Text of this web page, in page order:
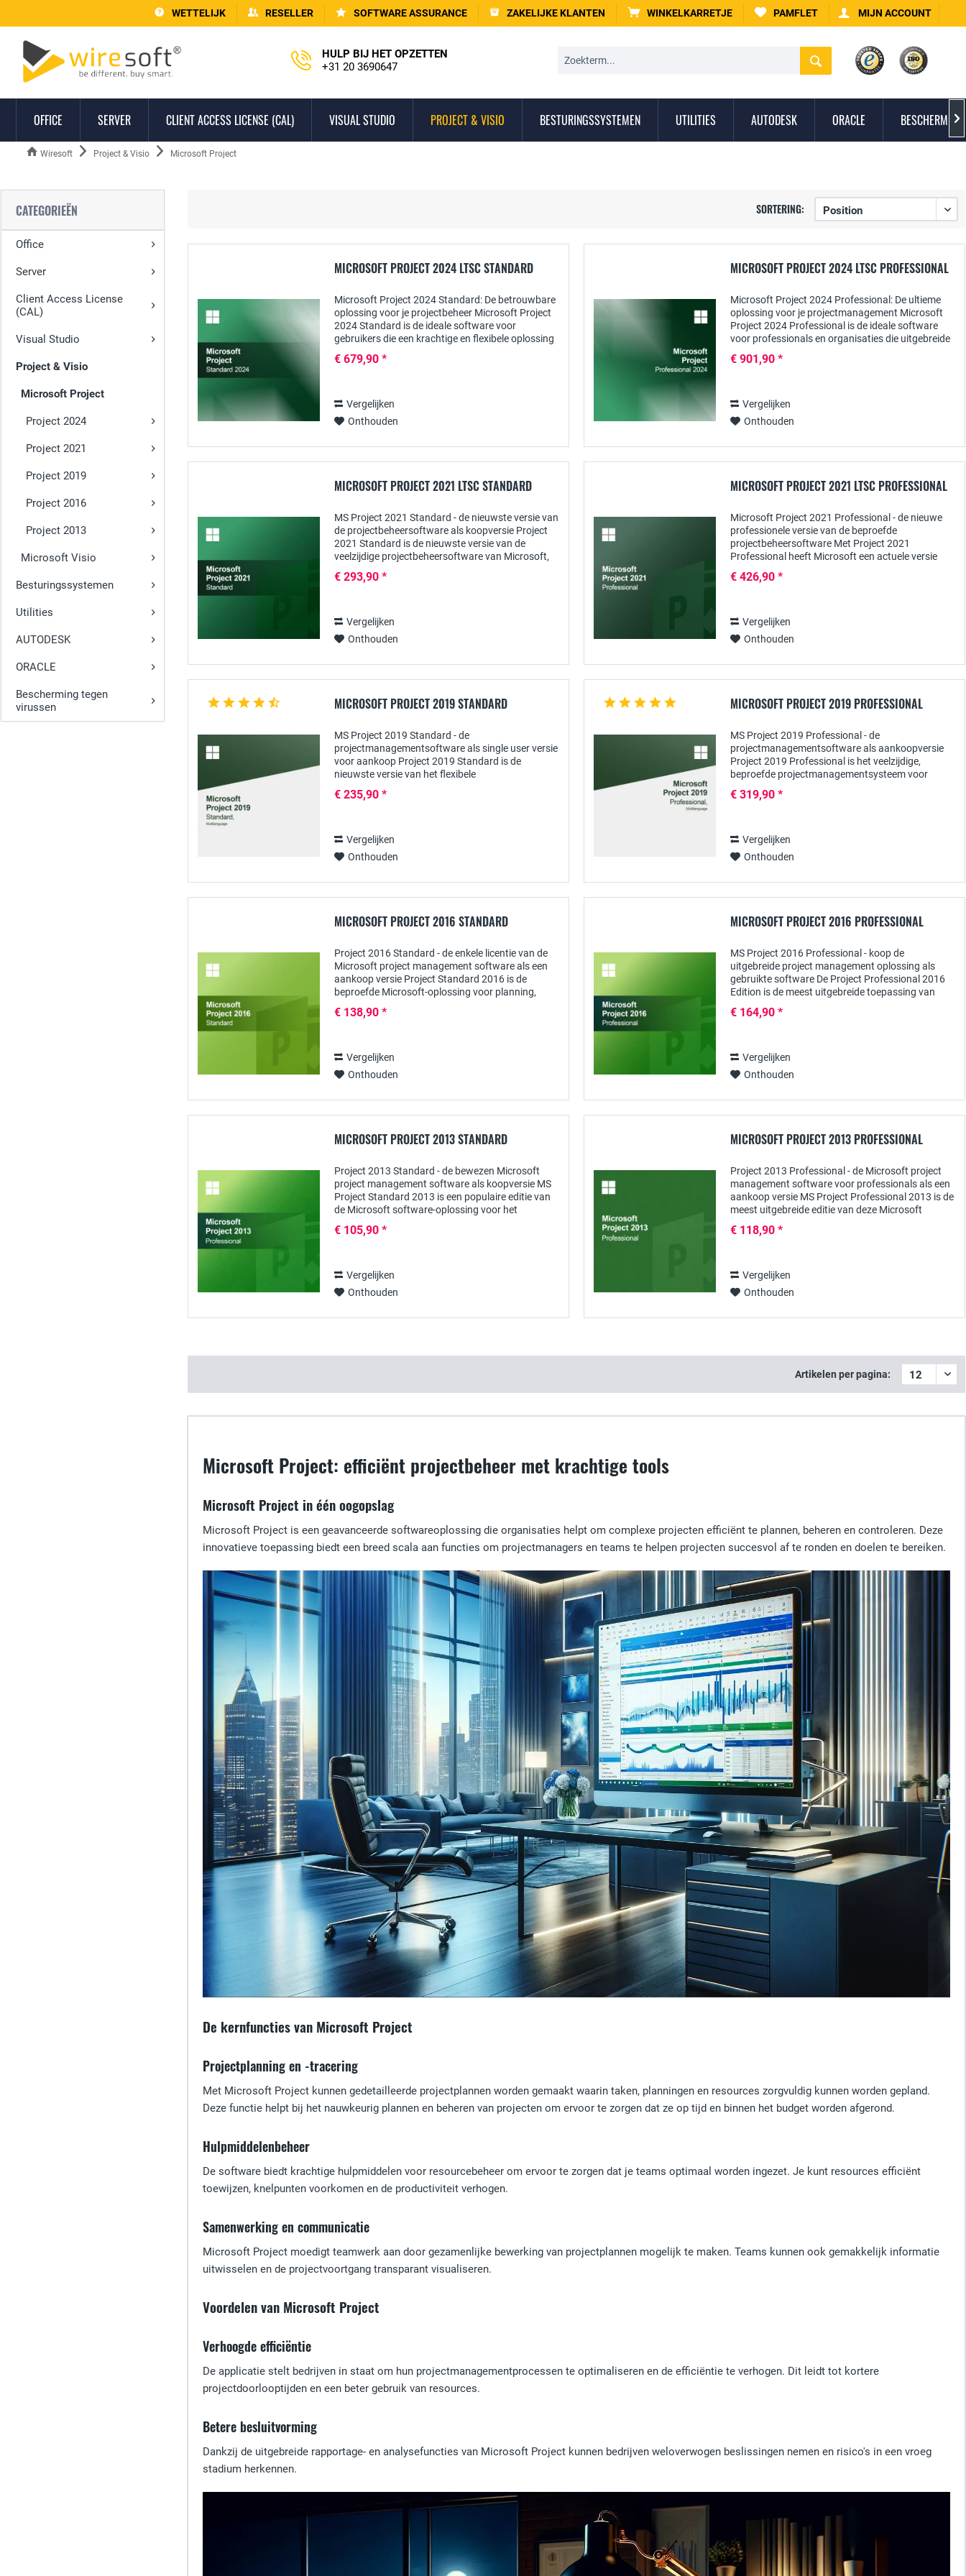
WETTELIJK RESELLER SOFTWARE ASSURANCE ZAKELIJKE KLANTEN WINKELKARRETJE PAMFLET MIJN ACCOUNT
HULP BIJ HET OPZETTEN
+31 20 3690647
OFFICE SERVER CLIENT ACCESS LICENSE (CAL) VISUAL STUDIO PROJECT & VISIO BESTURINGSSYSTEMEN UTILITIES AUTODESK ORACLE 
Wiresoft Project & Visio Microsoft Project
CATEGORIEËN
Office
Server
Client Access License
(CAL)
Visual Studio
Project & Visio
Microsoft Project
Project 2024
Project 2021
Project 2019
Project 2016
Project 2013
Microsoft Visio
Besturingssystemen
Utilities
AUTODESK
ORACLE
Bescherming tegen
virussen
SORTERING:
MICROSOFT PROJECT 2024 LTSC STANDARD
Microsoft Project 2024 Standard: De betrouwbare
oplossing voor je projectbeheer Microsoft Project
2024 Standard is de ideale software voor
gebruikers die een krachtige en flexibele oplossing
€ 679,90 *
Vergelijken
Onthouden
MICROSOFT PROJECT 2024 LTSC PROFESSIONAL
Microsoft Project 2024 Professional: De ultieme
oplossing voor je projectmanagement Microsoft
Project 2024 Professional is de ideale software
voor professionals en organisaties die uitgebreide
€ 901,90 *
Vergelijken
Onthouden
MICROSOFT PROJECT 2021 LTSC STANDARD
MS Project 2021 Standard - de nieuwste versie van
de projectbeheersoftware als koopversie Project
2021 Standard is de nieuwste versie van de
veelzijdige projectbeheersoftware van Microsoft,
€ 293,90 *
Vergelijken
Onthouden
MICROSOFT PROJECT 2021 LTSC PROFESSIONAL
Microsoft Project 2021 Professional - de nieuwe
professionele versie van de beproefde
projectbeheersoftware Met Project 2021
Professional heeft Microsoft een actuele versie
voor grotere...
€ 426,90 *
Vergelijken
Onthouden
MICROSOFT PROJECT 2019 STANDARD
MS Project 2019 Standard - de
projectmanagementsoftware als single user versie
voor aankoop Project 2019 Standard is de
nieuwste versie van het flexibele
vooral gericht is op het MKB en...
€ 235,90 *
Vergelijken
Onthouden
MICROSOFT PROJECT 2019 PROFESSIONAL
MS Project 2019 Professional - de
projectmanagementsoftware als aankoopversie
Project 2019 Professional is het veelzijdige,
beproefde projectmanagementsysteem voor
breed scala aan praktische...
€ 319,90 *
Vergelijken
Onthouden
MICROSOFT PROJECT 2016 STANDARD
Project 2016 Standard - de enkele licentie van de
Microsoft project management software als een
aankoop versie Project Standard 2016 is de
beproefde Microsoft-oplossing voor planning,
projecten...
€ 138,90 *
Vergelijken
Onthouden
MICROSOFT PROJECT 2016 PROFESSIONAL
MS Project 2016 Professional - koop de
uitgebreide project management oplossing als
gebruikte software De Project Professional 2016
Edition is de meest uitgebreide toepassing van
de...
€ 164,90 *
Vergelijken
Onthouden
MICROSOFT PROJECT 2013 STANDARD
Project 2013 Standard - de bewezen Microsoft
project management software als koopversie MS
Project Standard 2013 is een populaire editie van
de Microsoft software-oplossing voor het
€ 105,90 *
Vergelijken
Onthouden
MICROSOFT PROJECT 2013 PROFESSIONAL
Project 2013 Professional - de Microsoft project
management software voor professionals als een
aankoop versie MS Project Professional 2013 is de
meest uitgebreide editie van deze Microsoft
€ 118,90 *
Vergelijken
Onthouden
Artikelen per pagina:
Microsoft Project: efficiënt projectbeheer met krachtige tools
Microsoft Project in één oogopslag
Microsoft Project is een geavanceerde softwareoplossing die organisaties helpt om complexe projecten efficiënt te plannen, beheren en controleren. Deze
innovatieve toepassing biedt een breed scala aan functies om projectmanagers en teams te helpen projecten succesvol af te ronden en doelen te bereiken.
De kernfuncties van Microsoft Project
Projectplanning en -tracering
Met Microsoft Project kunnen gedetailleerde projectplannen worden gemaakt waarin taken, planningen en resources zorgvuldig kunnen worden gepland.
Deze functie helpt bij het nauwkeurig plannen en beheren van projecten om ervoor te zorgen dat ze op tijd en binnen het budget worden afgerond.
Hulpmiddelenbeheer
De software biedt krachtige hulpmiddelen voor resourcebeheer om ervoor te zorgen dat je teams optimaal worden ingezet. Je kunt resources efficiënt
toewijzen, knelpunten voorkomen en de productiviteit verhogen.
Samenwerking en communicatie
Microsoft Project moedigt teamwerk aan door gezamenlijke bewerking van projectplannen mogelijk te maken. Teams kunnen ook gemakkelijk informatie
uitwisselen en de projectvoortgang transparant visualiseren.
Voordelen van Microsoft Project
Verhoogde efficiëntie
De applicatie stelt bedrijven in staat om hun projectmanagementprocessen te optimaliseren en de efficiëntie te verhogen. Dit leidt tot kortere
projectdoorlooptijden en een beter gebruik van resources.
Betere besluitvorming
Dankzij de uitgebreide rapportage- en analysefuncties van Microsoft Project kunnen bedrijven weloverwogen beslissingen nemen en risico's in een vroeg
stadium herkennen.